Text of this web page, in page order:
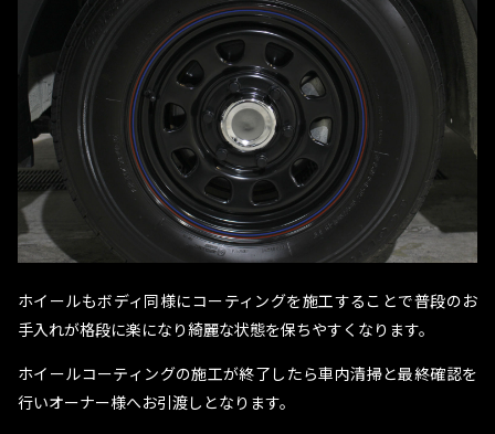
ホイールもボディ同様にコーティングを施工することで普段のお
手入れが格段に楽になり綺麗な状態を保ちやすくなります。
ホイールコーティングの施工が終了したら車内清掃と最終確認を
行いオーナー様へお引渡しとなります。